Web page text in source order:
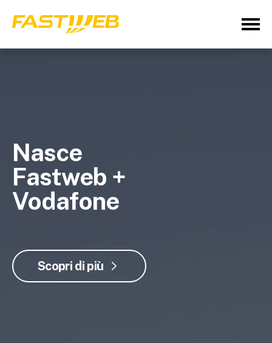
Nasce
Fastweb +
Vodafone
Scopri di più